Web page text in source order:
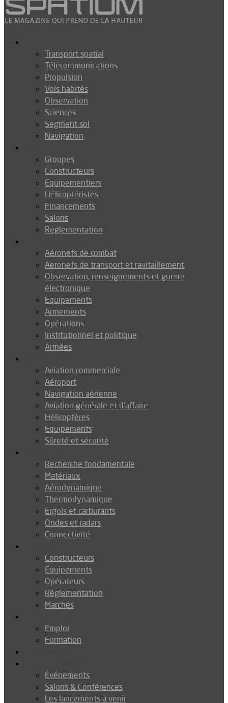
Transport spatial
Télécommunications
Propulsion
Vols habités
Observation
Sciences
Segment sol
Navigation
Groupes
Constructeurs
Equipementiers
Hélicoptéristes
Financements
Salons
Réglementation
Aéronefs de combat
Aeronefs de transport et ravitaillement
Observation, renseignements et guerre
électronique
Equipements
Armements
Opérations
Institutionnel et politique
Armées
Aviation commerciale
Aéroport
Navigation aérienne
Aviation générale et d’affaire
Hélicoptères
Equipements
Sûreté et sécurité
Recherche fondamentale
Matériaux
Aérodynamique
Thermodynamique
Ergols et carburants
Ondes et radars
Connectivité
Constructeurs
Equipements
Opérateurs
Réglementation
Marchés
Emploi
Formation
Événements
Salons & Conférences
Les lancements à venir